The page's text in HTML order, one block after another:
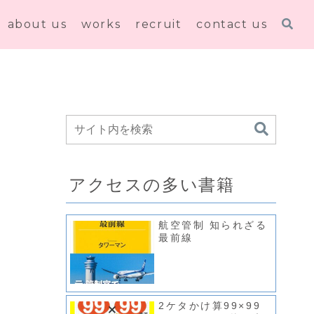
about us works recruit contact us
アクセスの多い書籍
航空管制 知られざる
最前線
2ケタかけ算99×99